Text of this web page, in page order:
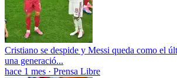
Cristiano se despide y Messi queda como el
una generació...
hace 1 mes · Prensa Libre